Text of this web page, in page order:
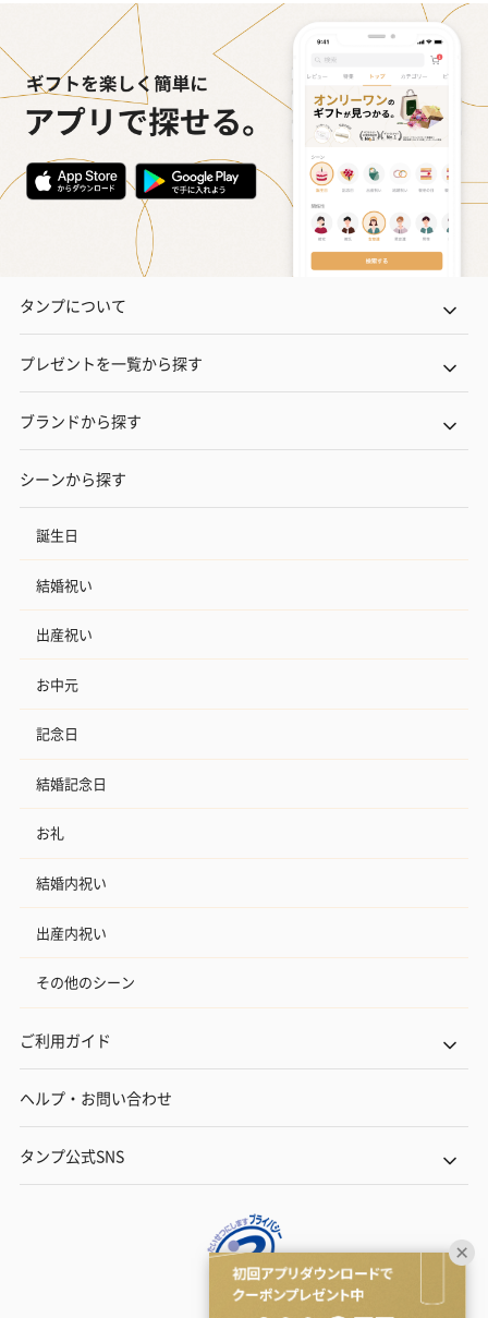
タンプについて
プレゼントを一覧から探す
ブランドから探す
シーンから探す
誕生日
結婚祝い
出産祝い
お中元
記念日
結婚記念日
お礼
結婚内祝い
出産内祝い
その他のシーン
ご利用ガイド
ヘルプ・お問い合わせ
タンプ公式SNS